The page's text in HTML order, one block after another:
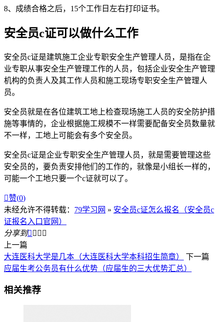
8、成绩合格之后，15个工作日左右打印证书。
安全员c证可以做什么工作
安全员c证是建筑施工企业专职安全生产管理人员，是指在企
业专职从事安全生产管理工作的人员，包括企业安全生产管理
机构的负责人及其工作人员和施工现场专职安全生产管理人
员。
安全员就是在各位建筑工地上检查现场施工人员的安全防护措
施等事情的，企业根据施工规模不一样需要配备安全员数量就
不一样，工地上可能会有多个安全员。
安全员c证是企业专职安全生产管理人员，就是需要管理这些
安全员的，要负责安排他们的工作的，就像是小组长一样的，
可能一个工地只要一个c证就可以了。
赞(0)
未经允许不得转载： 79学习网 » 安全员c证怎么报名（安全员c
证报名入口官网）
分享到   
上一篇
大连医科大学是几本（大连医科大学本科招生简章）
下一篇
应届生考公务员有什么优势（应届生的三大优势汇总）
相关推荐